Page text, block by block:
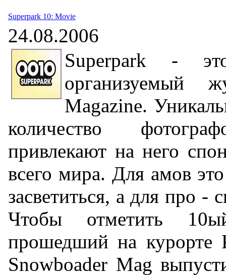
Superpark 10: Movie
24.08.2006
Superpark -
организуемый
Magazine.
количество
привлекают на него
всего мира. Для амов
засветиться, а для про -
Чтобы отметить
прошедший на курорте
Snowboader Mag